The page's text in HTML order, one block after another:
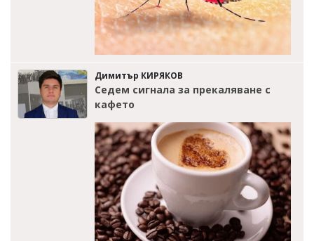
Димитър КИРЯКОВ
Седем сигнала за прекаляване с
кафето